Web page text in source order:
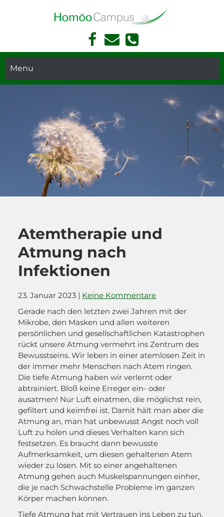
Akademie Für Homöopathie Und Face Reading In München
Face
book
Kont
akt
Face
ing
öopa
thie
Mün
chen
Telef
Menu
Atemtherapie und
Atmung nach
Infektionen
23. Januar 2023 | Keine Kommentare
Gerade nach den letzten zwei Jahren mit der
Mikrobe, den Masken und allen weiteren
persönlichen und gesellschaftlichen Katastrophen
rückt unsere Atmung vermehrt ins Zentrum des
Bewusstseins. Wir leben in einer atemlosen Zeit in
der immer mehr Menschen nach Atem ringen.
Die tiefe Atmung haben wir verlernt oder
abtrainiert. Bloß keine Erreger ein- oder
ausatmen! Nur Luft einatmen, die möglichst rein,
gefiltert und keimfrei ist. Damit hält man aber die
Atmung an, man hat unbewusst Angst noch voll
Luft zu holen und dieses Verhalten kann sich
festsetzen. Es braucht dann bewusste
Aufmerksamkeit, um diesen gehaltenen Atem
wieder zu lösen. Mit so einer angehaltenen
Atmung gehen auch Muskelspannungen einher,
die je nach Schwachstelle Probleme im ganzen
Körper machen können.
Tiefe Atmung hat mit Vertrauen ins Leben zu tun,